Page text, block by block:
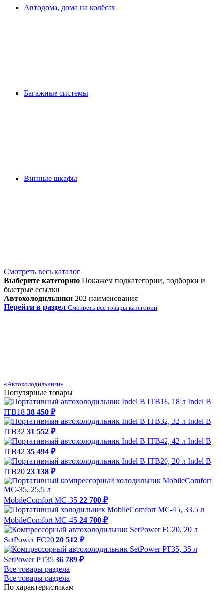
Автодома, дома на колёсах
Багажные системы
Винные шкафы
Смотреть весь каталог
Выберите категорию Покажем подкатегории, подборки и
быстрые ссылки
Автохолодильники 202 наименования
Перейти в раздел Смотреть все товары категории
«Автохолодильники»
Популярные товары
Indel B
ITB18 38 450 ₽
Indel B
ITB32 31 552 ₽
Indel B
ITB42 35 494 ₽
Indel B
ITB20 23 138 ₽
MobileComfort MC-35 22 700 ₽
MobileComfort MC-45 24 700 ₽
SetPower FC20 20 512 ₽
SetPower PT35 36 789 ₽
Все товары раздела
Все товары раздела
По характеристикам